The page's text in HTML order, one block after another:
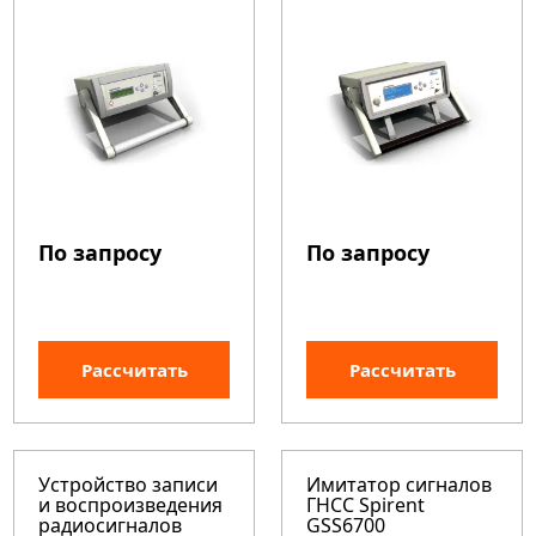
По запросу
Рассчитать
По запросу
Рассчитать
Устройство записи
и воспроизведения
радиосигналов
Имитатор сигналов
ГНСС Spirent
GSS6700